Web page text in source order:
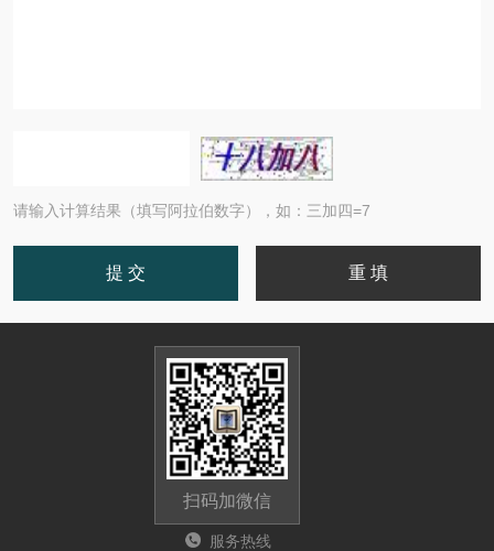
请输入计算结果（填写阿拉伯数字），如：三加四=7
扫码加微信
服务热线